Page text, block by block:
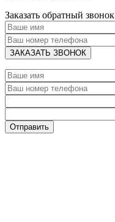
Заказать обратный звонок